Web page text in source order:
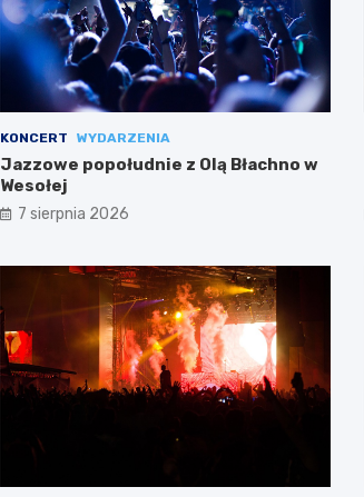
KONCERT WYDARZENIA
Jazzowe popołudnie z Olą Błachno w
Wesołej
7 sierpnia 2026